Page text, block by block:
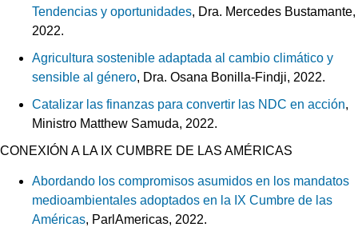
Tendencias y oportunidades, Dra. Mercedes Bustamante,
2022.
Agricultura sostenible adaptada al cambio climático y
sensible al género, Dra. Osana Bonilla-Findji, 2022.
Catalizar las finanzas para convertir las NDC en acción,
Ministro Matthew Samuda, 2022.
CONEXIÓN A LA IX CUMBRE DE LAS AMÉRICAS
Abordando los compromisos asumidos en los mandatos
medioambientales adoptados en la IX Cumbre de las
Américas, ParlAmericas, 2022.